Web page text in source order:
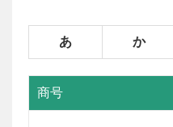
あ か
商号